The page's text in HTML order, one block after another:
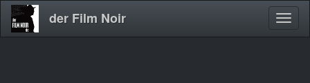
der Film Noir